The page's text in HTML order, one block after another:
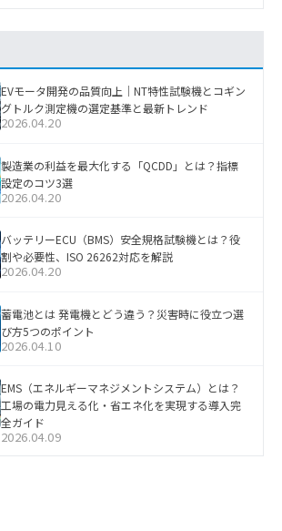
EVモータ開発の品質向上｜NT特性試験機とコギン
グトルク測定機の選定基準と最新トレンド
2026.04.20
製造業の利益を最大化する「QCDD」とは？指標
設定のコツ3選
2026.04.20
バッテリーECU（BMS）安全規格試験機とは？役
割や必要性、ISO 26262対応を解説
2026.04.20
蓄電池とは 発電機とどう違う？災害時に役立つ選
び方5つのポイント
2026.04.10
EMS（エネルギーマネジメントシステム）とは？
工場の電力見える化・省エネ化を実現する導入完
全ガイド
2026.04.09